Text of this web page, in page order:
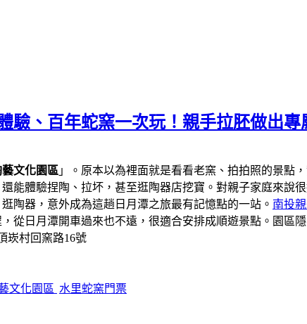
、百年蛇窯一次玩！親手拉胚做出專
文化園區 」。原本以為裡面就是看看老窯、拍拍照的景點
能體驗捏陶、拉坏，甚至逛陶器店挖寶。對親子家庭來說
陶器，意外成為這趟日月潭之旅最有記憶點的一站。 南投
從日月潭開車過來也不遠，很適合安排成順遊景點。園區
崁村回窯路16號
文化園區 水里蛇窯門票